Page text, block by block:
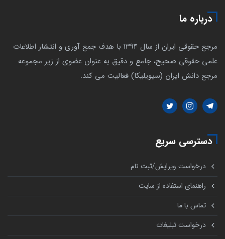
درباره ما
مرجع حقوقی ایران از سال 1394 با هدف جمع آوری و انتشار اطلاعات
علمی حقوقی صحیح، جامع و دقیق به عنوان عضوی از زیر مجموعه
مرجع دانش ایران (سیویلیکا) فعالیت می کند.
دسترسی سریع
درخواست ویرایش/ثبت نام
راهنمای استفاده از سایت
تماس با ما
درخواست تبلیغات